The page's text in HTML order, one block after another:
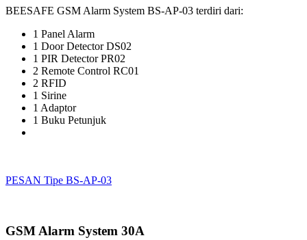
BEESAFE GSM Alarm System BS-AP-03 terdiri dari:
1 Panel Alarm
1 Door Detector DS02
1 PIR Detector PR02
2 Remote Control RC01
2 RFID
1 Sirine
1 Adaptor
1 Buku Petunjuk
PESAN Tipe BS-AP-03
GSM Alarm System 30A